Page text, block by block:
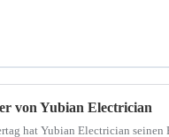
von Yubian Electrician
hat Yubian Electrician seinen